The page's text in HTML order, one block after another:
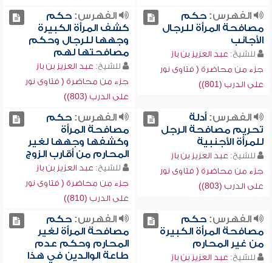
الفهرس:حكم
مصافحة المرأة للرجال
الأجانب
للشيخ: عبد العزيز بن باز
جزء من محاضرة ( فتاوى نور
على الدرب (801))
الفهرس:حكم
كشف المرأة الكبيرة
وجهها للرجال وحكم
مصافحتها لهم
للشيخ: عبد العزيز بن باز
جزء من محاضرة ( فتاوى نور
على الدرب (803))
الفهرس:أدلة
تحريم مصافحة الرجل
للمرأة الأجنبية
للشيخ: عبد العزيز بن باز
جزء من محاضرة ( فتاوى نور
على الدرب (803))
الفهرس:حكم
مصافحة المرأة
وكشفها وجهها لغير
المحارم من أقارب الزوج
للشيخ: عبد العزيز بن باز
جزء من محاضرة ( فتاوى نور
على الدرب (810))
الفهرس:حكم
مصافحة المرأة الكبيرة
من غير المحارم
للشيخ: عبد العزيز بن باز
الفهرس:حكم
مصافحة المرأة لغير
المحارم وحكم عدم
طاعة الوالدين في هذا